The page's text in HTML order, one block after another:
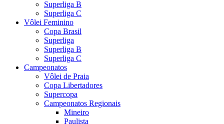
Superliga B
Superliga C
Vôlei Feminino
Copa Brasil
Superliga
Superliga B
Superliga C
Campeonatos
Vôlei de Praia
Copa Libertadores
Supercopa
Campeonatos Regionais
Mineiro
Paulista